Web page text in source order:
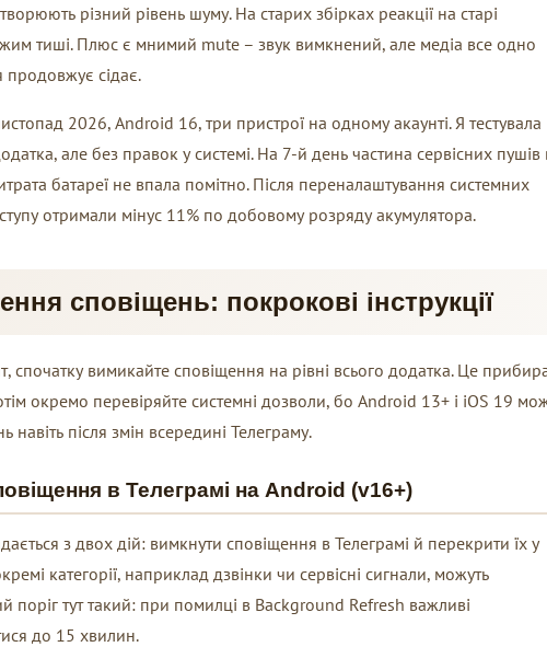
різний рівень шуму. На старих збірках реакції на старі
тиші. Плюс є мнимий mute – звук вимкнений, але медіа все одно
продовжує сідає.
2026, Android 16, три пристрої на одному акаунті. Я тестувала
але без правок у системі. На 7-й день частина сервісних пушів
батареї не впала помітно. Після переналаштування системних
отримали мінус 11% по добовому розряду акумулятора.
сповіщень: покрокові інструкції
спочатку вимикайте сповіщення на рівні всього додатка. Це
окремо перевіряйте системні дозволи, бо Android 13+ і iOS 19
навіть після змін всередині Телеграму.
в Телеграмі на Android (v16+)
з двох дій: вимкнути сповіщення в Телеграмі й перекрити їх у
категорії, наприклад дзвінки чи сервісні сигнали, можуть
поріг тут такий: при помилці в Background Refresh важливі
до 15 хвилин.